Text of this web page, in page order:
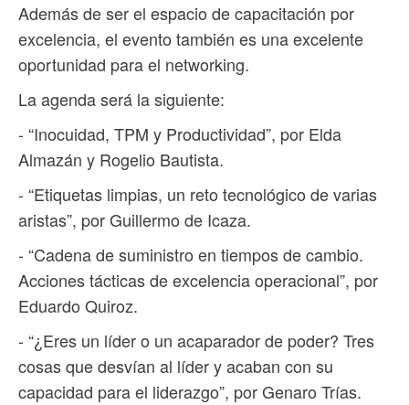
Además de ser el espacio de capacitación por
excelencia, el evento también es una excelente
oportunidad para el networking.
La agenda será la siguiente:
- “Inocuidad, TPM y Productividad”, por Elda
Almazán y Rogelio Bautista.
- “Etiquetas limpias, un reto tecnológico de varias
aristas”, por Guillermo de Icaza.
- “Cadena de suministro en tiempos de cambio.
Acciones tácticas de excelencia operacional”, por
Eduardo Quiroz.
- “¿Eres un líder o un acaparador de poder? Tres
cosas que desvían al líder y acaban con su
capacidad para el liderazgo”, por Genaro Trías.